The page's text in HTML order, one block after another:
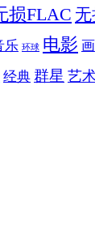
损FLAC
乐 环球 电影 画
经典 群星 艺